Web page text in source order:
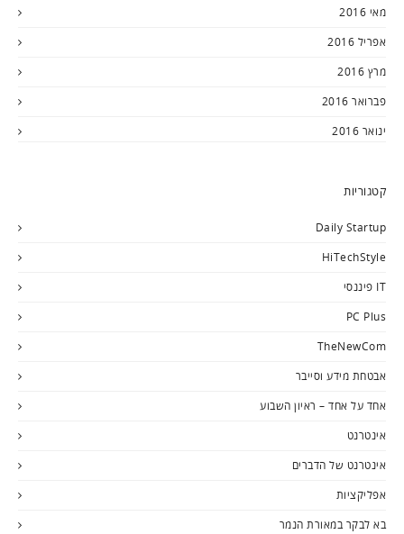
מאי 2016
אפריל 2016
מרץ 2016
פברואר 2016
ינואר 2016
קטגוריות
Daily Startup
HiTechStyle
IT פיננסי
PC Plus
TheNewCom
אבטחת מידע וסייבר
אחד על אחד – ראיון השבוע
אינטרנט
אינטרנט של הדברים
אפליקציות
בא לבקר במאורת הנמר